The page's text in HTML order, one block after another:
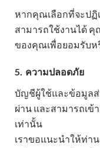
หากคุณเลือกที่จะปฏิ
สามารถใช้งานได้ คุ
ของคุณเพื่อยอมรับห
5. ความปลอดภัย
บัญชีผู้ใช้และข้อมูล
ผ่าน และสามารถเ
เท่านั้น
เราขอแนะนำให้ท่า